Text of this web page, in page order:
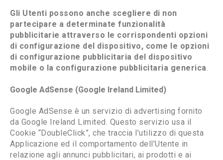
Gli Utenti possono anche scegliere di non
partecipare a determinate funzionalità
pubblicitarie attraverso le corrispondenti opzioni
di configurazione del dispositivo, come le opzioni
di configurazione pubblicitaria del dispositivo
mobile o la configurazione pubblicitaria generica.
Google AdSense (Google Ireland Limited)
Google AdSense è un servizio di advertising fornito
da Google Ireland Limited. Questo servizio usa il
Cookie “DoubleClick”, che traccia l’utilizzo di questa
Applicazione ed il comportamento dell’Utente in
relazione agli annunci pubblicitari, ai prodotti e ai